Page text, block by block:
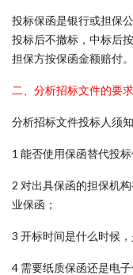
投标保函是银行或担保
投标后不撤标，中标后
担保方按保函金额赔付。
二、分析招标文件的要求
分析招标文件投标人须
1 能否使用保函替代投标
2 对出具保函的担保机
业保函；
3 开标时间是什么时候，
4 需要纸质保函还是电